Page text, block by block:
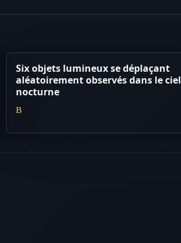
Six objets lumineux se déplaçant
aléatoirement observés dans le ciel
nocturne
B